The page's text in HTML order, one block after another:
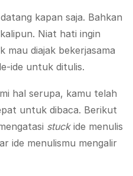
kapan saja. Bahkan
Niat hati ingin
diajak bekerjasama
ide untuk ditulis.
hal serupa, kamu telah
untuk dibaca. Berikut
stuckide menulis
ide menulismu mengalir